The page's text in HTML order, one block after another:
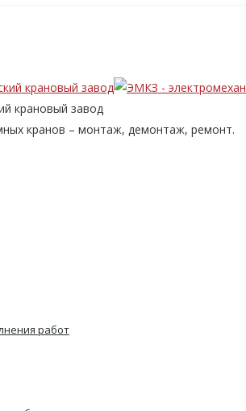
крановый завод
кранов – монтаж, демонтаж, ремонт.
работ